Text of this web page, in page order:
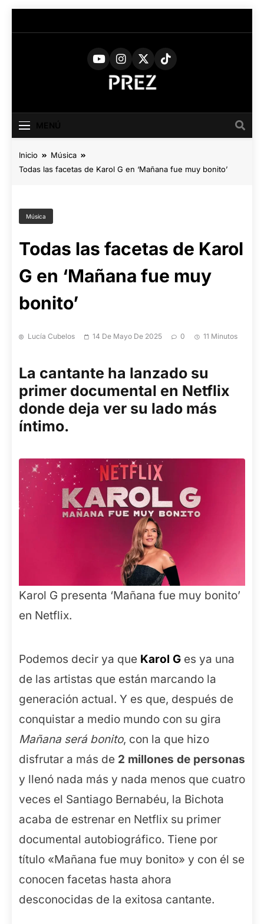
al
PREZ
MAGAZINE
Cultural
Inicio
Música
Todas las facetas de Karol G en ‘Mañana fue muy bonito’
Música
Todas las facetas de Karol
G en ‘Mañana fue muy
bonito’
Lucía Cubelos 14 De Mayo De 2025 0 11 Minutos
La cantante ha lanzado su
primer documental en Netflix
donde deja ver su lado más
íntimo.
Karol G presenta ‘Mañana fue muy bonito’
en Netflix.
Podemos decir ya que Karol G es ya una
de las artistas que están marcando la
generación actual. Y es que, después de
conquistar a medio mundo con su gira
Mañana será bonito, con la que hizo
disfrutar a más de 2 millones de personas
y llenó nada más y nada menos que cuatro
veces el Santiago Bernabéu, la Bichota
acaba de estrenar en Netflix su primer
documental autobiográfico. Tiene por
título «Mañana fue muy bonito» y con él se
conocen facetas hasta ahora
desconocidas de la exitosa cantante.